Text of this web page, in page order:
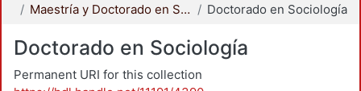
Maestría y Doctorado en Sociología
Doctorado en Sociología
Doctorado en Sociología
Permanent URI for this collection